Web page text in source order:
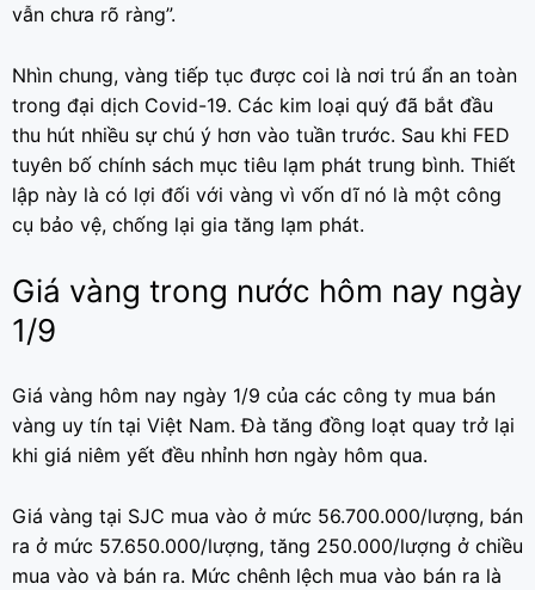
vẫn chưa rõ ràng”.
Nhìn chung, vàng tiếp tục được coi là nơi trú ẩn an toàn
trong đại dịch Covid-19. Các kim loại quý đã bắt đầu
thu hút nhiều sự chú ý hơn vào tuần trước. Sau khi FED
tuyên bố chính sách mục tiêu lạm phát trung bình. Thiết
lập này là có lợi đối với vàng vì vốn dĩ nó là một công
cụ bảo vệ, chống lại gia tăng lạm phát.
Giá vàng trong nước hôm nay ngày
1/9
Giá vàng hôm nay ngày 1/9 của các công ty mua bán
vàng uy tín tại Việt Nam. Đà tăng đồng loạt quay trở lại
khi giá niêm yết đều nhỉnh hơn ngày hôm qua.
Giá vàng tại SJC mua vào ở mức 56.700.000/lượng, bán
ra ở mức 57.650.000/lượng, tăng 250.000/lượng ở chiều
mua vào và bán ra. Mức chênh lệch mua vào bán ra là